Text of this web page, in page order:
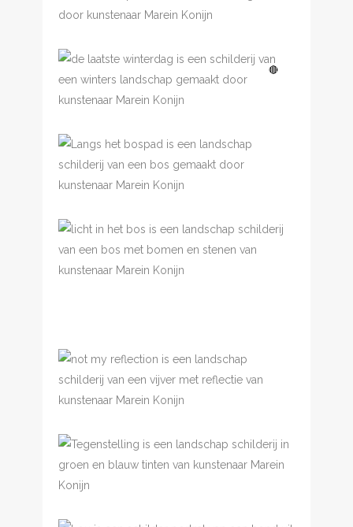
🔴
De laatste winterdag
Langs het bospad
850.00
Licht in het bos
850.00
€950.00
Not my refelction
3,500.00
Tegenstelling